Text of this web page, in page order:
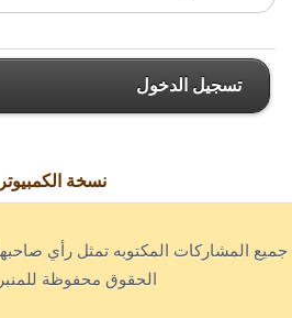
تسجيل الدخول
نسخة الكمبيوتر
جميع المشاركات المكتوبه تمثل رأي
الحقوق محفوظة